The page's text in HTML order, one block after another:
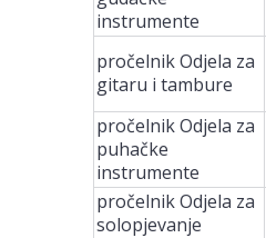
instrumente
pročelnik Odjela za
gitaru i tambure
pročelnik Odjela za
puhačke
instrumente
pročelnik Odjela za
solopjevanje